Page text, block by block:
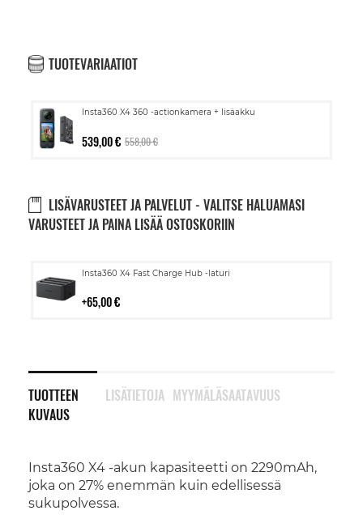
TUOTEVARIAATIOT
Insta360 X4 360 -actionkamera + lisäakku
539,00 € 558,00 €
LISÄVARUSTEET JA PALVELUT - VALITSE HALUAMASI
VARUSTEET JA PAINA LISÄÄ OSTOSKORIIN
Insta360 X4 Fast Charge Hub -laturi
65,00 €
Lisää
TUOTTEEN
KUVAUS
Insta360 X4 -akun kapasiteetti on 2290mAh,
joka on 27% enemmän kuin edellisessä
sukupolvessa.
LISÄTIETOJA MYYMÄLÄSAATAVUUS